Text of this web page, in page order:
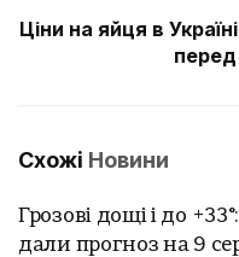
Ціни на яйця в
Схожі Новини
Грозові дощі і до
дали прогноз на 9